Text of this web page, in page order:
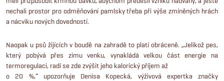
nechali prostor pro odměňování pamlsky třeba při výše zmíněných hrách
a nácviku nových dovedností.
Naopak u psů žijících v boudě na zahradě to platí obráceně. „Jelikož pes,
který pobývá přes zimu venku, vynakládá velkou část energie na
termoregulaci, radí se zde zvýšit jeho kalorický příjem až
o 20 %,“ upozorňuje Denisa Kopecká, výživová expertka značky